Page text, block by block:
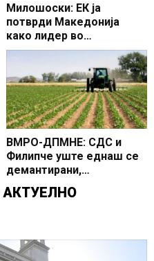
Милошоски: ЕК ја
потврди Македонија
како лидер во
реформите, СДС да не ги
блокира законите од
Реформската агенда
ВМРО-ДПМНЕ: СДС и
Филипче уште еднаш се
демантирани,
средствата од ИПАРД
програмата повторно се
АКТУЕЛНО